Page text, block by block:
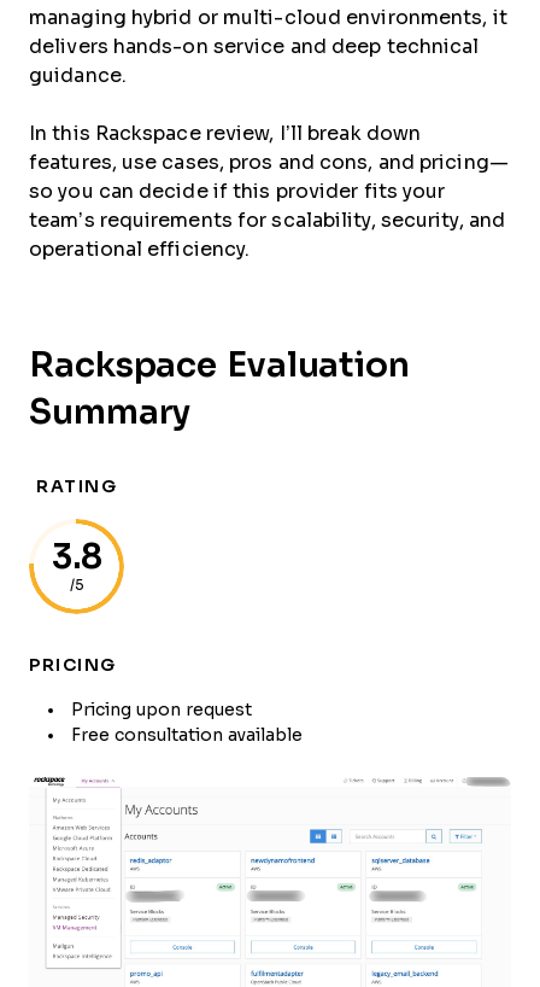
managing hybrid or multi-cloud environments, it
delivers hands-on service and deep technical
guidance.
In this Rackspace review, I’ll break down
features, use cases, pros and cons, and pricing—
so you can decide if this provider fits your
team’s requirements for scalability, security, and
operational efficiency.
Rackspace Evaluation
Summary
RATING
3.8
/5
PRICING
Pricing upon request
Free consultation available